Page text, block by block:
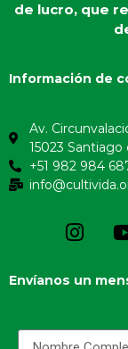
de lucro, que
Información de
Av.
15023
+51 982 984
Envíanos un